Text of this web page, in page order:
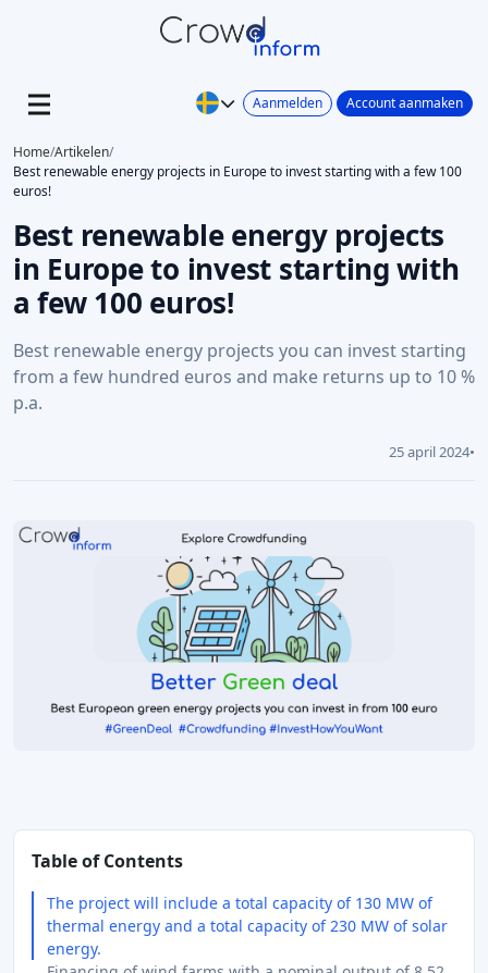
Aanmelden Account aanmaken
Home/Artikelen/
Best renewable energy projects in Europe to invest starting with a few 100
euros!
Best renewable energy projects
in Europe to invest starting with
a few 100 euros!
Best renewable energy projects you can invest starting
from a few hundred euros and make returns up to 10 %
p.a.
25 april 2024•
Table of Contents
The project will include a total capacity of 130 MW of
thermal energy and a total capacity of 230 MW of solar
energy.